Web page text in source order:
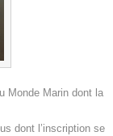
Monde Marin dont la
dont l’inscription se